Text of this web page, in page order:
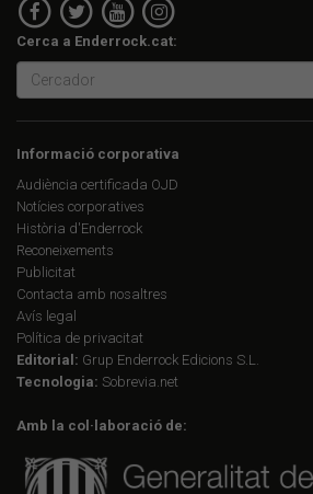
Cerca a Enderrock.cat:
Informació corporativa
Audiència certificada OJD
Notícies corporatives
Història d'Enderrock
Reconeixements
Publicitat
Contacta amb nosaltres
Avís legal
Política de privacitat
Editorial: Grup Enderrock Edicions S.L.
Tecnologia: Sobrevia.net
Amb la col·laboració de: